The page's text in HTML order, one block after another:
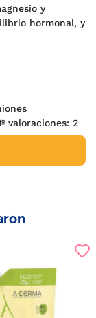
y
hormonal, y
valoraciones: 2